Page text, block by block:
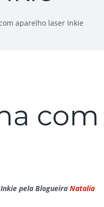
aparelho laser Inkie
com
pela Blogueira Natalia